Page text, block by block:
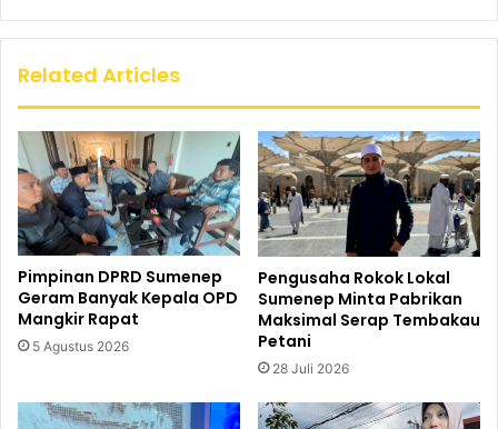
Related Articles
Pimpinan DPRD Sumenep
Geram Banyak Kepala OPD
Mangkir Rapat
5 Agustus 2026
Pengusaha Rokok Lokal
Sumenep Minta Pabrikan
Maksimal Serap Tembakau
Petani
28 Juli 2026